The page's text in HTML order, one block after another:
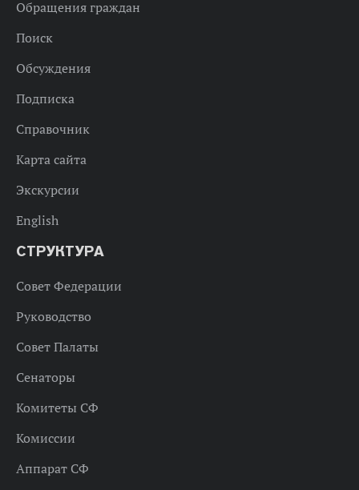
Обращения граждан
Поиск
Обсуждения
Подписка
Справочник
Карта сайта
Экскурсии
English
СТРУКТУРА
Совет Федерации
Руководство
Совет Палаты
Сенаторы
Комитеты СФ
Комиссии
Аппарат СФ